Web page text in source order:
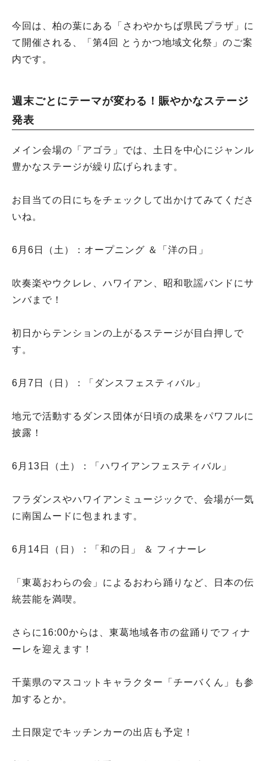
今回は、柏の葉にある「さわやかちば県民プラザ」に
て開催される、「第4回 とうかつ地域文化祭」のご案
内です。
週末ごとにテーマが変わる！賑やかなステージ
発表
メイン会場の「アゴラ」では、土日を中心にジャンル
豊かなステージが繰り広げられます。
お目当ての日にちをチェックして出かけてみてくださ
いね。
6月6日（土）：オープニング ＆「洋の日」
吹奏楽やウクレレ、ハワイアン、昭和歌謡バンドにサ
ンバまで！
初日からテンションの上がるステージが目白押しで
す。
6月7日（日）：「ダンスフェスティバル」
地元で活動するダンス団体が日頃の成果をパワフルに
披露！
6月13日（土）：「ハワイアンフェスティバル」
フラダンスやハワイアンミュージックで、会場が一気
に南国ムードに包まれます。
6月14日（日）：「和の日」 ＆ フィナーレ
「東葛おわらの会」によるおわら踊りなど、日本の伝
統芸能を満喫。
さらに16:00からは、東葛地域各市の盆踊りでフィナ
ーレを迎えます！
千葉県のマスコットキャラクター「チーバくん」も参
加するとか。
土日限定でキッチンカーの出店も予定！